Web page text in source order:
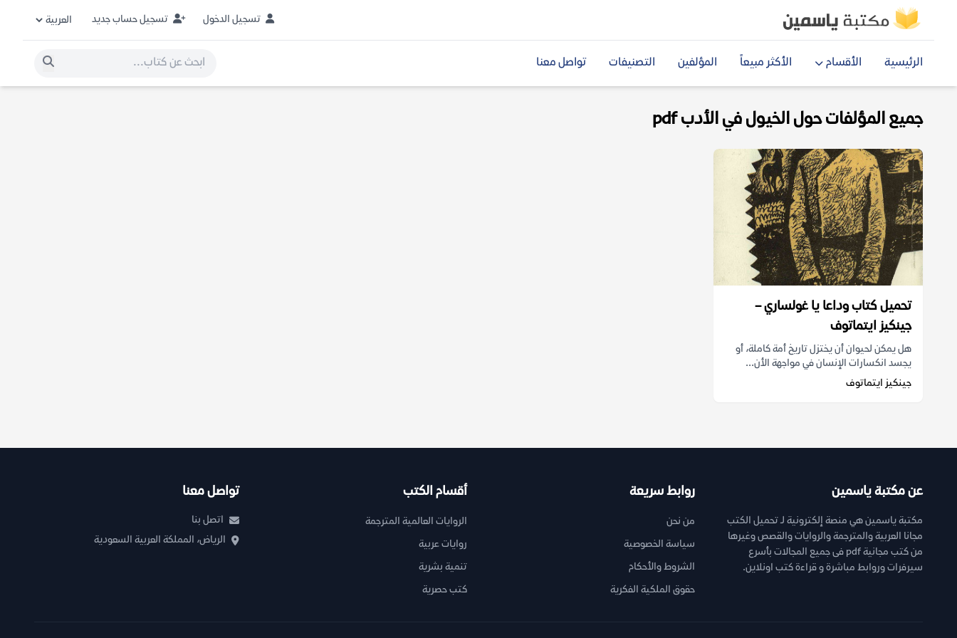
تسجيل الدخول تسجيل حساب جديد
الرئيسية الأقسام الأكثر مبيعاً المؤلفين التصنيفات تواصل معنا
جميع المؤلفات حول الخيول في الأدب pdf
تحميل كتاب وداعا يا غولساري –
جينكيز ايتماتوف
هل يمكن لحيوان أن يختزل تاريخ أمة كاملة، أو
يجسد انكسارات الإنسان في مواجهة الأن...
جينكيز ايتماتوف
عن مكتبة ياسمين
مكتبة ياسمين هي منصة إلكترونية لـ تحميل الكتب
مجانا العربية والمترجمة والروايات والقصص وغيرها
من كتب مجانية pdf فى جميع المجالات بأسرع
سيرفرات وروابط مباشرة و قراءة كتب اونلاين.
روابط سريعة
من نحن
سياسة الخصوصية
الشروط والأحكام
حقوق الملكية الفكرية
أقسام الكتب
الروايات العالمية المترجمة
روايات عربية
تنمية بشرية
كتب حصرية
تواصل معنا
اتصل بنا
الرياض، المملكة العربية السعودية